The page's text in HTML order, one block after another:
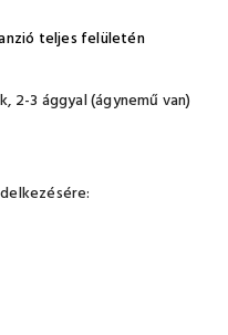
teljes felületén
2-3 ággyal (ágynemű van)